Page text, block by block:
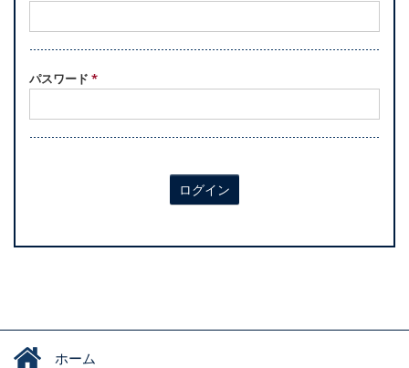
パスワード *
ログイン
ホーム